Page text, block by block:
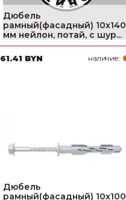
Дюбель
рамный(фасадный) 10х140
мм нейлон, потай, с шур...
61.41 BYN наличие:
Дюбель
рамный(фасадный) 10х100